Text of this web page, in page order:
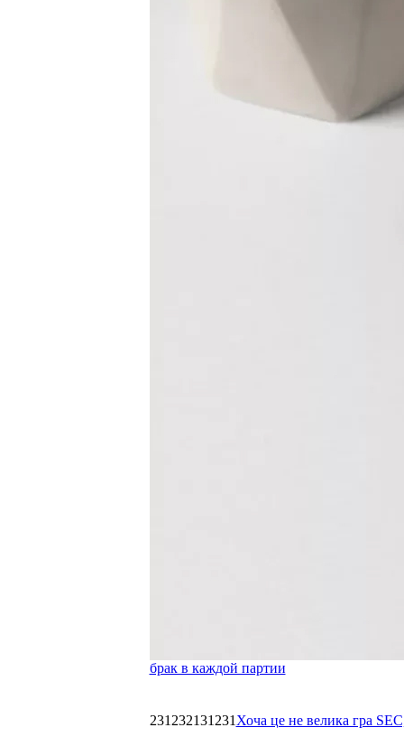
брак в каждой партии
231232131231 Хоча це не велика гра